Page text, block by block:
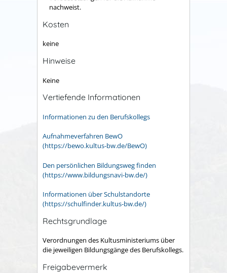
nachweist.
Kosten
keine
Hinweise
Keine
Vertiefende Informationen
Informationen zu den Berufskollegs
Aufnahmeverfahren BewO
(https://bewo.kultus-bw.de/BewO)
Den persönlichen Bildungsweg finden
(https://www.bildungsnavi-bw.de/)
Informationen über Schulstandorte
(https://schulfinder.kultus-bw.de/)
Rechtsgrundlage
Verordnungen des Kultusministeriums über
die jeweiligen Bildungsgänge des Berufskollegs.
Freigabevermerk